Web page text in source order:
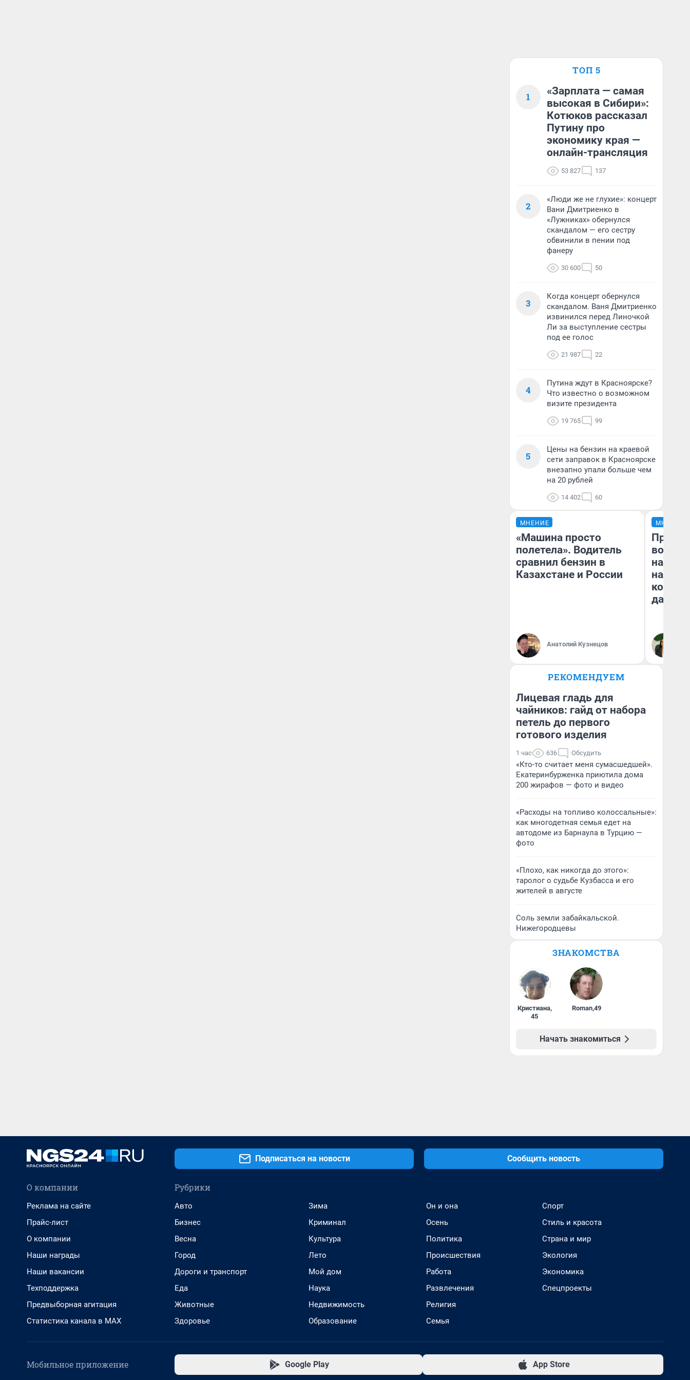
ТОП 5
1
«Зарплата — самая
высокая в Сибири»:
Котюков рассказал
Путину про
экономику края —
онлайн-трансляция
53 827 137
2
«Люди же не глухие»: концерт
Вани Дмитриенко в
«Лужниках» обернулся
скандалом — его сестру
обвинили в пении под
фанеру
30 600 50
3
Когда концерт обернулся
скандалом. Ваня Дмитриенко
извинился перед Линочкой
Ли за выступление сестры
под ее голос
21 987 22
4
Путина ждут в Красноярске?
Что известно о возможном
визите президента
19 765 99
5
Цены на бензин на краевой
сети заправок в Красноярске
внезапно упали больше чем
на 20 рублей
14 402 60
МНЕНИЕ
«Машина просто
полетела». Водитель
сравнил бензин в
Казахстане и России
Анатолий Кузнецов
МНЕНИЕ
нам
даже
РЕКОМЕНДУЕМ
Лицевая гладь для
чайников: гайд от набора
петель до первого
готового изделия
1 час 636 Обсудить
«Кто-то считает меня сумасшедшей».
Екатеринбурженка приютила дома
200 жирафов — фото и видео
«Расходы на топливо колоссальные»:
как многодетная семья едет на
автодоме из Барнаула в Турцию —
фото
«Плохо, как никогда до этого»:
таролог о судьбе Кузбасса и его
жителей в августе
Соль земли забайкальской.
Нижегородцевы
ЗНАКОМСТВА
Кристиана,
45
Roman,49
Начать знакомиться
Подписаться на новости Сообщить новость
О компании
Реклама на сайте
Прайс-лист
О компании
Наши награды
Наши вакансии
Техподдержка
Предвыборная агитация
Статистика канала в MAX
Рубрики
Авто
Бизнес
Весна
Город
Дороги и транспорт
Еда
Животные
Здоровье
Зима
Криминал
Культура
Лето
Мой дом
Наука
Недвижимость
Образование
Он и она
Осень
Политика
Происшествия
Работа
Развлечения
Религия
Семья
Спорт
Стиль и красота
Страна и мир
Экология
Экономика
Спецпроекты
Мобильное приложение Google Play App Store